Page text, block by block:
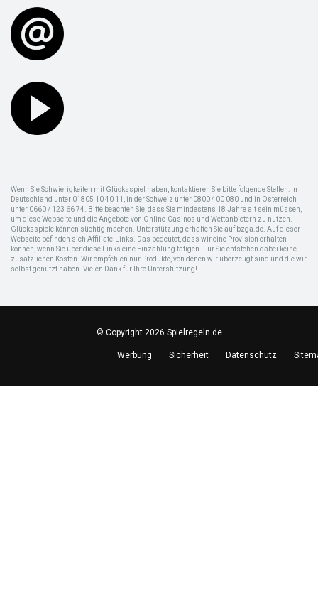
Wenn Sie Schwierigkeiten mit Glücksspiel haben, kontaktieren Sie bitte folgende Stellen: In
Deutschland unter 01805 10 40 11, in der Schweiz unter 0800 400 080 und in Österreich
unter 0660 / 123 66 74. Bitte beachten Sie, dass Sie mindestens 18 Jahre alt sein müssen,
um diese Webseite und die Angebote von Online-Casinos und Wettanbietern zu nutzen.
Glücksspiele können süchtig machen. Unterstützung erhalten Sie auf bzga.de. Auf dieser
Webseite befinden sich Affiliate-Links. Das bedeutet, dass wir eine Provision erhalten
können, wenn Sie über diese Links eine Einzahlung tätigen. Für Sie entstehen dabei keine
zusätzlichen Kosten. Wir empfehlen nur Produkte, von denen wir überzeugt sind und die wir
selbst genutzt haben. Vielen Dank für Ihre Unterstützung!
© Copyright 2026 Spielregeln.de
Werbung Sicherheit Datenschutz